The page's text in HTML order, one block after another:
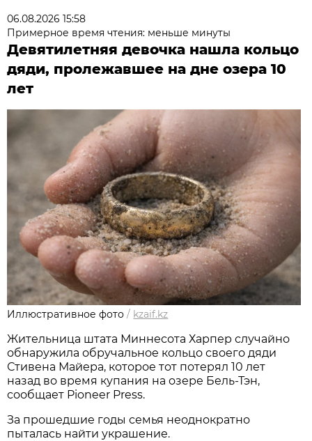
06.08.2026 15:58
Примерное время чтения: меньше минуты
Девятилетняя девочка нашла кольцо
дяди, пролежавшее на дне озера 10
лет
Иллюстративное фото / kzaif.kz
Жительница штата Миннесота Харпер случайно
обнаружила обручальное кольцо своего дяди
Стивена Майера, которое тот потерял 10 лет
назад во время купания на озере Бель-Тэн,
сообщает Pioneer Press.
За прошедшие годы семья неоднократно
пыталась найти украшение.